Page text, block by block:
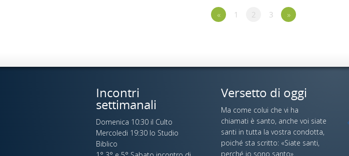
« 1 2 3 »
Incontri
settimanali
Domenica 10:30 il Culto
Mercoledi 19:30 lo Studio
Biblico
Versetto di oggi
Ma come colui che vi ha
chiamati è santo, anche voi siate
santi in tutta la vostra condotta,
poiché sta scritto: «Siate santi,
perché io sono santo».